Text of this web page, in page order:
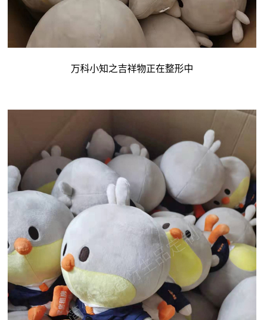
万科小知之吉祥物正在整形中